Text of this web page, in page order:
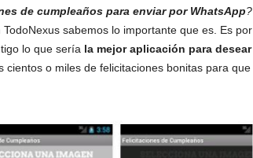
de cumpleaños para enviar por WhatsApp?
sabemos lo importante que es. Es por
lo que sería la mejor aplicación para desear
cientos o miles de felicitaciones bonitas para que